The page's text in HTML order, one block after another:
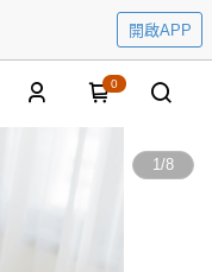
開啟APP
0
1/8